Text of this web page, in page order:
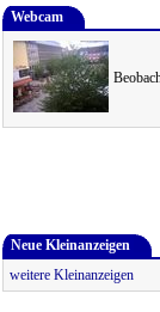
Webcam
Neue Kleinanzeigen
weitere Kleinanzeigen